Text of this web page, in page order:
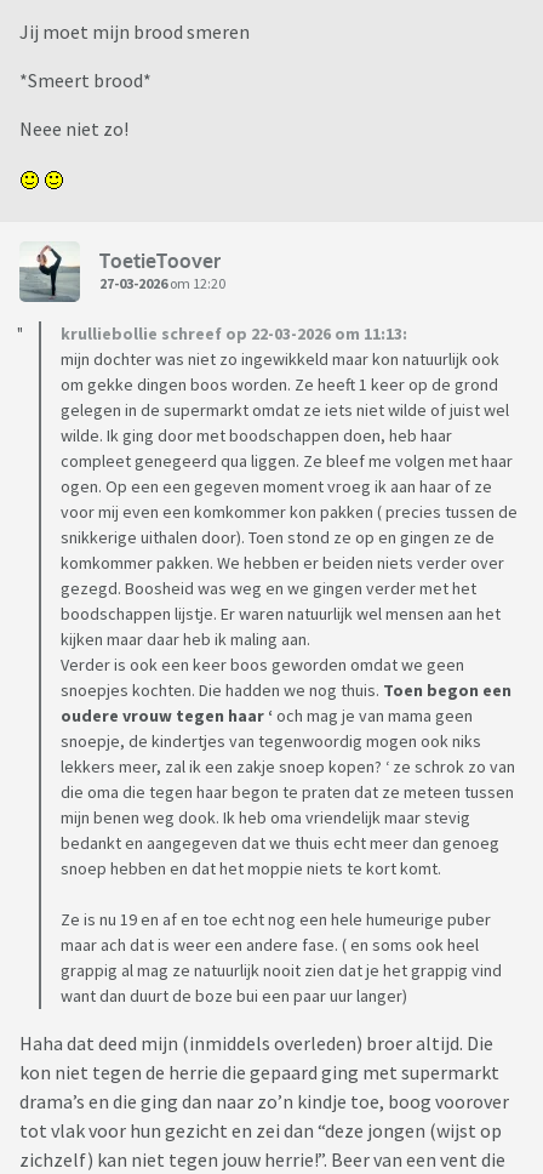
Jij moet mijn brood smeren
*Smeert brood*
Neee niet zo!
ToetieToover
27-03-2026om 12:20
krulliebollie schreef op 22-03-2026 om 11:13:
mijn dochter was niet zo ingewikkeld maar kon natuurlijk ook
om gekke dingen boos worden. Ze heeft 1 keer op de grond
gelegen in de supermarkt omdat ze iets niet wilde of juist wel
wilde. Ik ging door met boodschappen doen, heb haar
compleet genegeerd qua liggen. Ze bleef me volgen met haar
ogen. Op een een gegeven moment vroeg ik aan haar of ze
voor mij even een komkommer kon pakken ( precies tussen de
snikkerige uithalen door). Toen stond ze op en gingen ze de
komkommer pakken. We hebben er beiden niets verder over
gezegd. Boosheid was weg en we gingen verder met het
boodschappen lijstje. Er waren natuurlijk wel mensen aan het
kijken maar daar heb ik maling aan.
Verder is ook een keer boos geworden omdat we geen
snoepjes kochten. Die hadden we nog thuis. Toen begon een
oudere vrouw tegen haar ‘ och mag je van mama geen
snoepje, de kindertjes van tegenwoordig mogen ook niks
lekkers meer, zal ik een zakje snoep kopen? ‘ ze schrok zo van
die oma die tegen haar begon te praten dat ze meteen tussen
mijn benen weg dook. Ik heb oma vriendelijk maar stevig
bedankt en aangegeven dat we thuis echt meer dan genoeg
snoep hebben en dat het moppie niets te kort komt.
Ze is nu 19 en af en toe echt nog een hele humeurige puber
maar ach dat is weer een andere fase. ( en soms ook heel
grappig al mag ze natuurlijk nooit zien dat je het grappig vind
want dan duurt de boze bui een paar uur langer)
Haha dat deed mijn (inmiddels overleden) broer altijd. Die
kon niet tegen de herrie die gepaard ging met supermarkt
drama’s en die ging dan naar zo’n kindje toe, boog voorover
tot vlak voor hun gezicht en zei dan “deze jongen (wijst op
zichzelf) kan niet tegen jouw herrie!”. Beer van een vent die